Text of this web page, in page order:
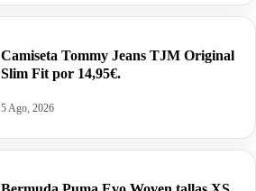
Camiseta Tommy Jeans TJM Original
Slim Fit por 14,95€.
5 Ago, 2026